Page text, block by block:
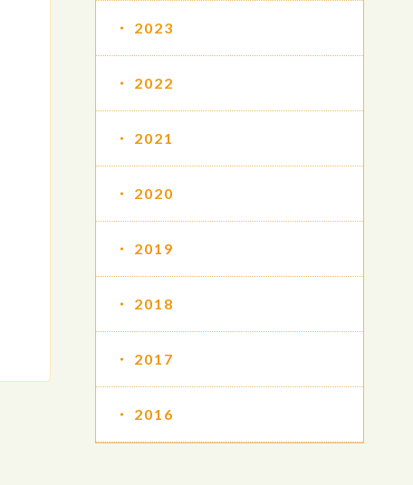
2023
2022
2021
2020
2019
2018
2017
2016